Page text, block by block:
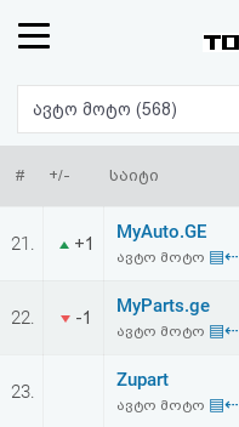
რეიტინგი
(მთავარი)
ფოსტა
პასუხი
ავტორიზაცია
ავტო მოტო (568)
# +/- საიტი
21. +1
MyAuto.GE
ავტო მოტო ▤⇠
22. -1
MyParts.ge
ავტო მოტო ▤⇠
23.
Zupart
ავტო მოტო ▤⇠